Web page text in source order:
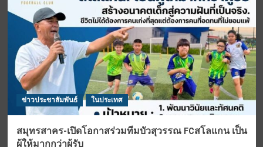
ข่าวประชาสัมพันธ์ ในประเทศ
สมุทรสาคร-เปิดโอกาสร่วมทีมบัวสุวรรณ FCสโลแกน เป็น
ผู้ให้มากกว่าผู้รับ